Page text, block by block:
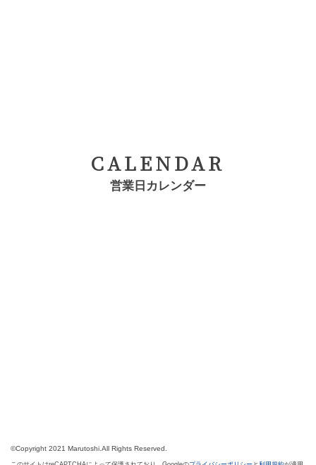
CALENDAR
営業日カレンダー
©Copyright 2021 Marutoshi.All Rights Reserved.